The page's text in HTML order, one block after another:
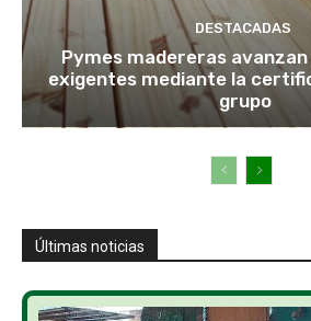
DESTACADAS
Pymes madereras
exigentes mediante la
grupo
Últimas noticias